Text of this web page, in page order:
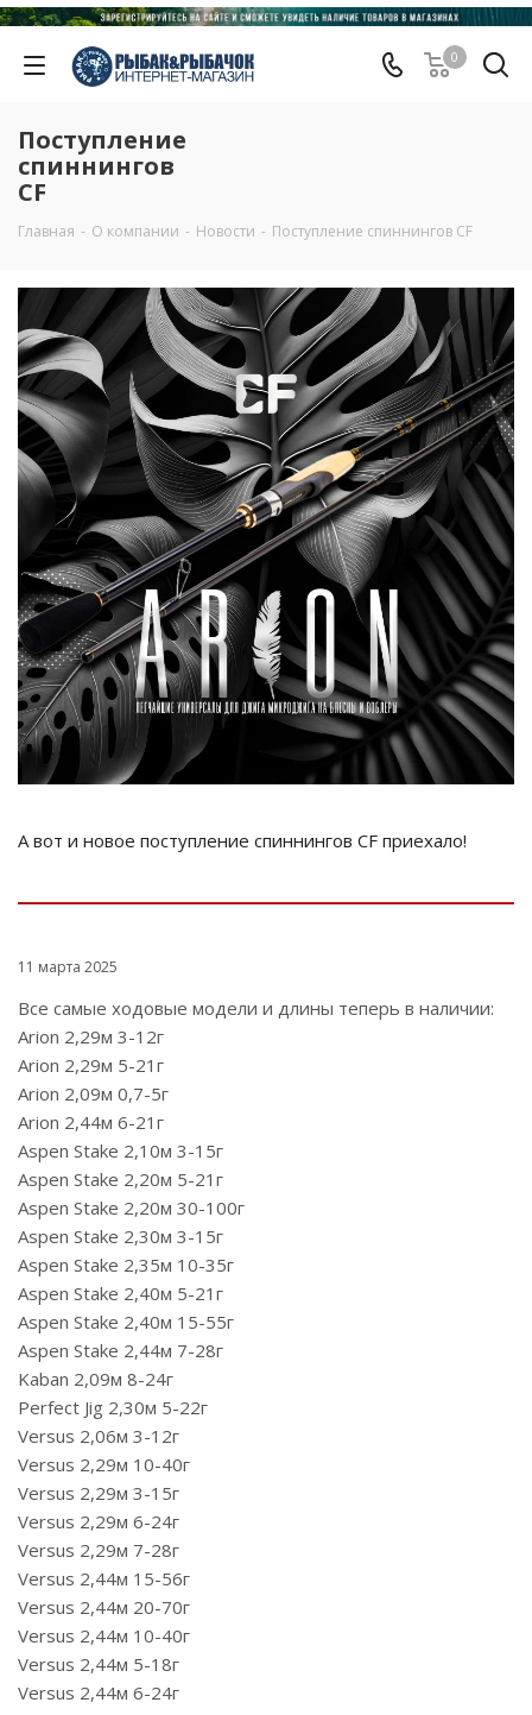
0
Поступление
спиннингов
CF
Главная - О компании - Новости - Поступление спиннингов CF
А вот и новое поступление спиннингов CF приехало!
11 марта 2025
Все самые ходовые модели и длины теперь в наличии:
Arion 2,29м 3-12г
Arion 2,29м 5-21г
Arion 2,09м 0,7-5г
Arion 2,44м 6-21г
Aspen Stake 2,10м 3-15г
Aspen Stake 2,20м 5-21г
Aspen Stake 2,20м 30-100г
Aspen Stake 2,30м 3-15г
Aspen Stake 2,35м 10-35г
Aspen Stake 2,40м 5-21г
Aspen Stake 2,40м 15-55г
Aspen Stake 2,44м 7-28г
Kaban 2,09м 8-24г
Perfect Jig 2,30м 5-22г
Versus 2,06м 3-12г
Versus 2,29м 10-40г
Versus 2,29м 3-15г
Versus 2,29м 6-24г
Versus 2,29м 7-28г
Versus 2,44м 15-56г
Versus 2,44м 20-70г
Versus 2,44м 10-40г
Versus 2,44м 5-18г
Versus 2,44м 6-24г